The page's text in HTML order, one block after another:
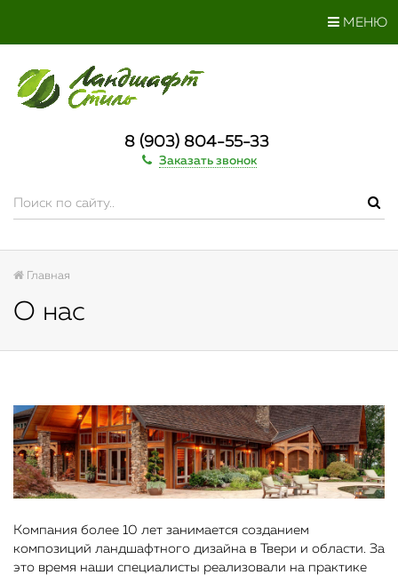
МЕНЮ
8 (903) 804-55-33
Заказать звонок
Главная
О нас
Компания более 10 лет занимается созданием
композиций ландшафтного дизайна в Твери и области. За
это время наши специалисты реализовали на практике